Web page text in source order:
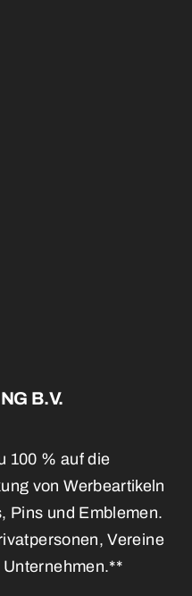
B.V.
100 % auf die
von Werbeartikeln
Pins und Emblemen.
Vereine